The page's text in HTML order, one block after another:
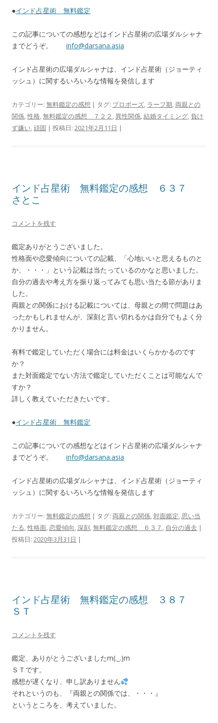
●インド占星術 無料鑑定
この記事についての感想などはインド占星術の広場ダルシャナ
までどうぞ。 info@darsana.asia
インド占星術の広場ダルシャナは、インド占星術（ジョーティ
ッシュ）に関するいろいろな情報を発信します
カテゴリー: 無料鑑定の感想 | タグ: プロポーズ, ラーフ期, 両親との
関係,性格,無料鑑定の感想 ７２２ ,異性関係,結婚タイミング, 負け
ず嫌い,頑固 | 投稿日: 2021年2月11日 |
インド占星術 無料鑑定の感想 ６３７
さとこ
コメントを残す
鑑定ありがとうございました。
性格面や恋愛傾向についての記載、「心地いいと思えるものと
か、・・・」という記載は当たっているのかなと思いました。
自分の過去や考え方を振り返ってみても思い当たる節がありま
した。
両親との関係における記載については、母親との間で問題はあ
ったかもしれませんが、深刻と言い切れるかは自分でもよく分
かりません。
有料で鑑定していただく場合には料金はいくらかかるのです
か？
また対面鑑定でない方法で鑑定していただくことは可能なんで
すか？
詳しく教えていただきたいです。
●インド占星術 無料鑑定
この記事についての感想などはインド占星術の広場ダルシャナ
までどうぞ。 info@darsana.asia
インド占星術の広場ダルシャナは、インド占星術（ジョーティ
ッシュ）に関するいろいろな情報を発信します
カテゴリー: 無料鑑定の感想 | タグ: 両親との関係,対面鑑定,思い当
たる,性格面,恋愛傾向,深刻,無料鑑定の感想 ６３７ , 自分の過去 |
投稿日: 2020年3月31日 |
インド占星術 無料鑑定の感想 ３８７
ＳＴ
コメントを残す
鑑定、ありがとうございましたm(._.)m
ＳＴです。
感想が遅くなり、申し訳ありません
それというのも、『両親との関係では、・・・』
というところを、考えていました。